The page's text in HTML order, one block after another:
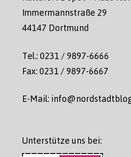
Immermannstraße 29
44147 Dortmund
Tel.: 0231 / 9897-6666
Fax: 0231 / 9897-6667
E-Mail:
Unterstütze uns bei: